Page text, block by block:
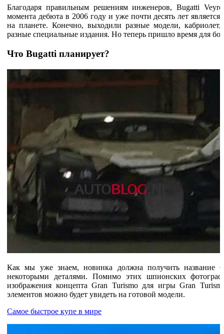
Благодаря правильным решениям инженеров, Bugatti
момента дебюта в 2006 году и уже почти десять лет
на планете. Конечно, выходили разные модели,
разные специальные издания. Но теперь пришло время для
Что Bugatti планирует?
Как мы уже знаем, новинка должна получить название
некоторыми деталями. Помимо этих шпионских
изображения концепта Gran Turismo для игры Gran
элементов можно будет увидеть на готовой модели.
Самое быстрое купе в мире